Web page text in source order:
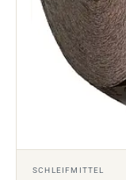
SCHLEIFMITTEL